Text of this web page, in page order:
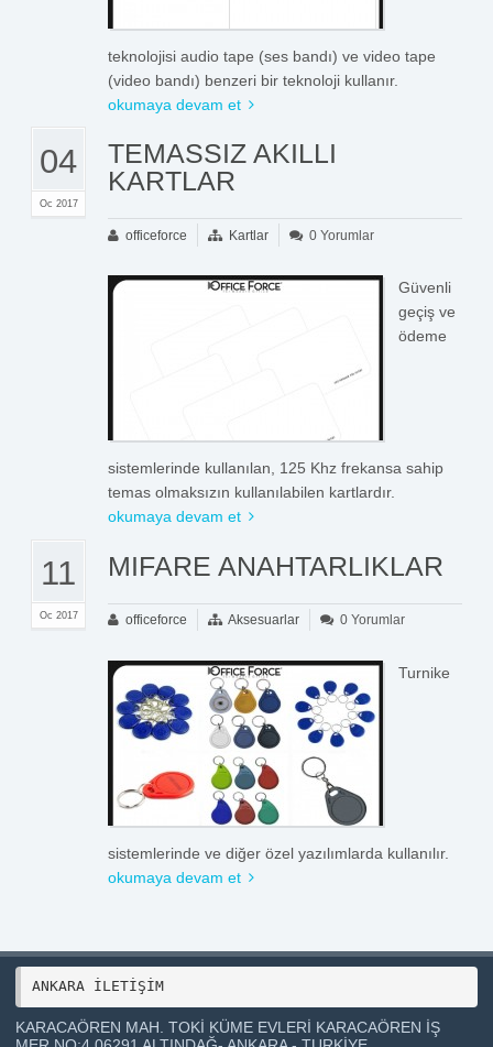
teknolojisi audio tape (ses bandı) ve video tape
(video bandı) benzeri bir teknoloji kullanır.
okumaya devam et
04
Oc 2017
TEMASSIZ AKILLI
KARTLAR
officeforce Kartlar 0 Yorumlar
Güvenli
geçiş ve
ödeme
sistemlerinde kullanılan, 125 Khz frekansa sahip
temas olmaksızın kullanılabilen kartlardır.
okumaya devam et
11
Oc 2017
MIFARE ANAHTARLIKLAR
officeforce Aksesuarlar 0 Yorumlar
Turnike
sistemlerinde ve diğer özel yazılımlarda kullanılır.
okumaya devam et
ANKARA İLETİŞİM
KARACAÖREN MAH. TOKİ KÜME EVLERİ KARACAÖREN İŞ